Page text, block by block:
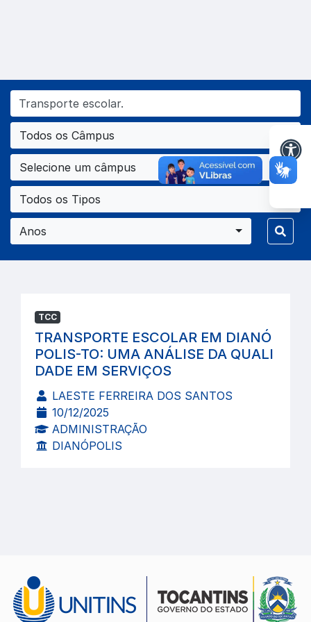
Todos os Câmpus
Selecione um câmpus
Todos os Tipos
Anos
TCC
TRANSPORTE ESCOLAR EM DIANÓ
POLIS-TO: UMA ANÁLISE DA QUALI
DADE EM SERVIÇOS
LAESTE FERREIRA DOS SANTOS
10/12/2025
ADMINISTRAÇÃO
DIANÓPOLIS